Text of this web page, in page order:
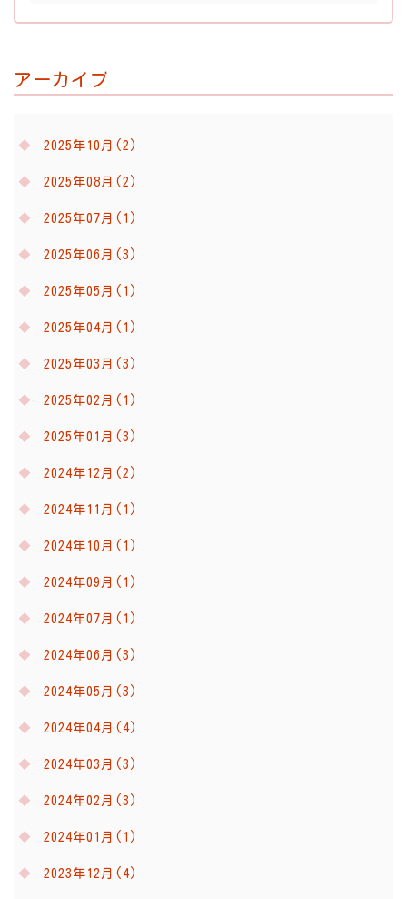
アーカイブ
2025年10月(2)
2025年08月(2)
2025年07月(1)
2025年06月(3)
2025年05月(1)
2025年04月(1)
2025年03月(3)
2025年02月(1)
2025年01月(3)
2024年12月(2)
2024年11月(1)
2024年10月(1)
2024年09月(1)
2024年07月(1)
2024年06月(3)
2024年05月(3)
2024年04月(4)
2024年03月(3)
2024年02月(3)
2024年01月(1)
2023年12月(4)